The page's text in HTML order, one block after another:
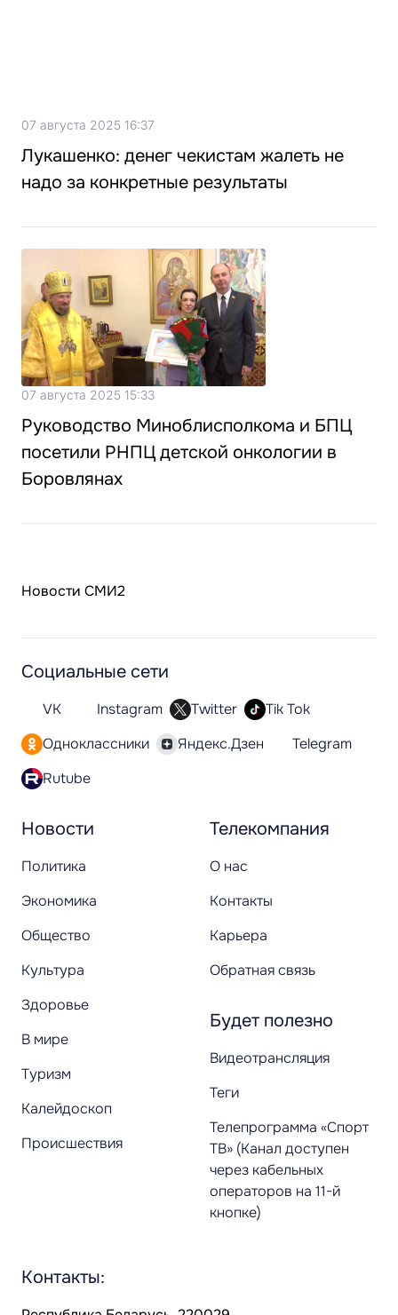
07 августа 2025 16:37
Лукашенко: денег чекистам жалеть не
надо за конкретные результаты
07 августа 2025 15:33
Руководство Миноблисполкома и БПЦ
посетили РНПЦ детской онкологии в
Боровлянах
Новости СМИ2
Новости
Политика
Экономика
Общество
Культура
Здоровье
В мире
Туризм
Калейдоскоп
Происшествия
Телекомпания
О нас
Контакты
Карьера
Обратная связь
Будет полезно
Видеотрансляция
Теги
Телепрограмма «Спорт
ТВ» (Канал доступен
через кабельных
операторов на 11-й
кнопке)
Социальные сети
VK Instagram Twitter
Tik Tok
Одноклассники
Яндекс.Дзен
Telegram
Rutube
Контакты: